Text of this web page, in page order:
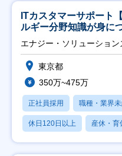
ITカスタマーサポート
ルギー分野知識が身に
エナジー・ソリューション
東京都
350万~475万
正社員採用 職種・業界
休日120日以上 産休・育